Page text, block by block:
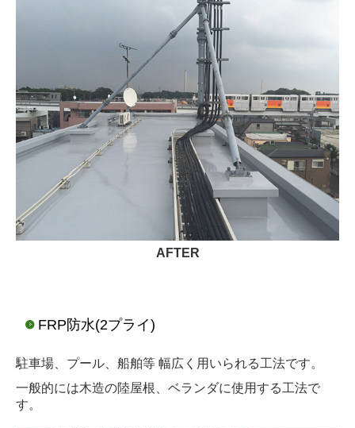
AFTER
FRP防水(2プライ)
駐車場、プール、船舶等 幅広く用いられる工法です。
一般的には木造の陸屋根、ベランダに使用する工法で
す。